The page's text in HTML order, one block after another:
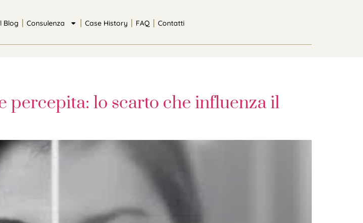
Blog Consulenza Case History FAQ Contatti
percepita: lo scarto che influenza il